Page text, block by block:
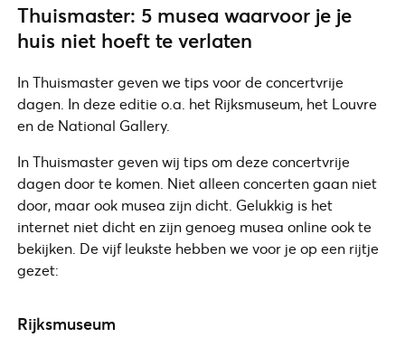
Thuismaster: 5 musea waarvoor je je
huis niet hoeft te verlaten
In Thuismaster geven we tips voor de concertvrije
dagen. In deze editie o.a. het Rijksmuseum, het Louvre
en de National Gallery.
In Thuismaster geven wij tips om deze concertvrije
dagen door te komen. Niet alleen concerten gaan niet
door, maar ook musea zijn dicht. Gelukkig is het
internet niet dicht en zijn genoeg musea online ook te
bekijken. De vijf leukste hebben we voor je op een rijtje
gezet:
Rijksmuseum